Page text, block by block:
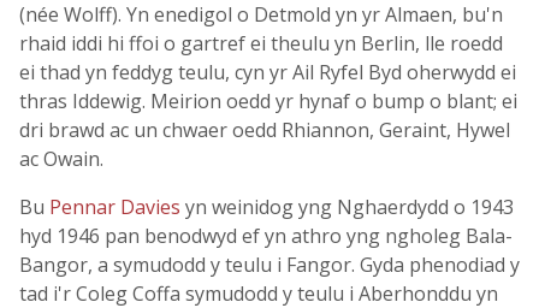
(née Wolff). Yn enedigol o Detmold yn yr Almaen, bu'n
rhaid iddi hi ffoi o gartref ei theulu yn Berlin, lle roedd
ei thad yn feddyg teulu, cyn yr Ail Ryfel Byd oherwydd ei
thras Iddewig. Meirion oedd yr hynaf o bump o blant; ei
dri brawd ac un chwaer oedd Rhiannon, Geraint, Hywel
ac Owain.
Bu Pennar Davies yn weinidog yng Nghaerdydd o 1943
hyd 1946 pan benodwyd ef yn athro yng ngholeg Bala-
Bangor, a symudodd y teulu i Fangor. Gyda phenodiad y
tad i'r Coleg Coffa symudodd y teulu i Aberhonddu yn